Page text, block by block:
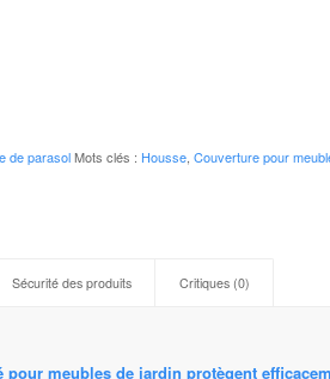
de parasol Mots clés : Housse, Couverture pour
Sécurité des produits Critiques (0)
meubles de jardin protègent